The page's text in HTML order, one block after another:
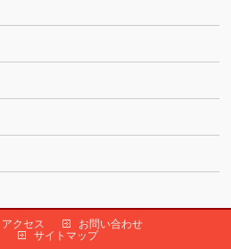
アクセス
お問い合わせ
サイトマップ